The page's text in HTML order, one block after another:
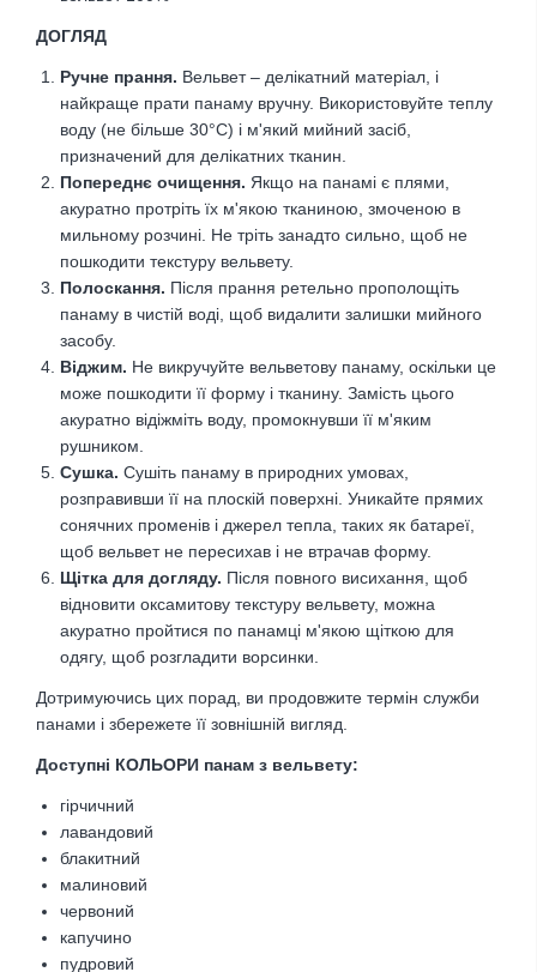
ДОГЛЯД
Ручне прання. Вельвет – делікатний матеріал, і
найкраще прати панаму вручну. Використовуйте теплу
воду (не більше 30°C) і м'який мийний засіб,
призначений для делікатних тканин.
Попереднє очищення. Якщо на панамі є плями,
акуратно протріть їх м'якою тканиною, змоченою в
мильному розчині. Не тріть занадто сильно, щоб не
пошкодити текстуру вельвету.
Полоскання. Після прання ретельно прополощіть
панаму в чистій воді, щоб видалити залишки мийного
засобу.
Віджим. Не викручуйте вельветову панаму, оскільки це
може пошкодити її форму і тканину. Замість цього
акуратно відіжміть воду, промокнувши її м'яким
рушником.
Сушка. Сушіть панаму в природних умовах,
розправивши її на плоскій поверхні. Уникайте прямих
сонячних променів і джерел тепла, таких як батареї,
щоб вельвет не пересихав і не втрачав форму.
Щітка для догляду. Після повного висихання, щоб
відновити оксамитову текстуру вельвету, можна
акуратно пройтися по панамці м'якою щіткою для
одягу, щоб розгладити ворсинки.
Дотримуючись цих порад, ви продовжите термін служби
панами і збережете її зовнішній вигляд.
Доступні КОЛЬОРИ панам з вельвету:
гірчичний
лавандовий
блакитний
малиновий
червоний
капучино
пудровий